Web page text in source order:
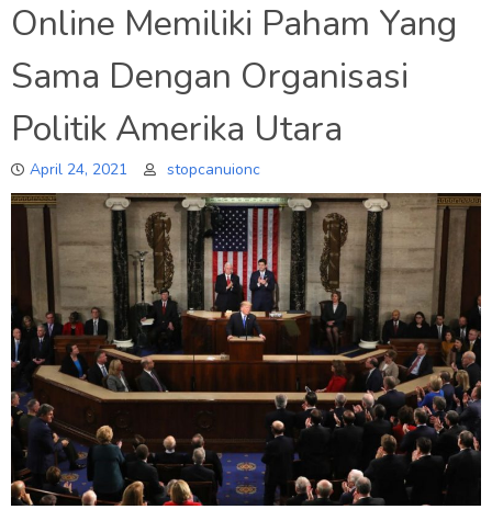
Online Memiliki Paham Yang
Sama Dengan Organisasi
Politik Amerika Utara
April 24, 2021 stopcanuionc